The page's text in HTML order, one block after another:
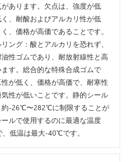
あります。欠点は、強度が低
、耐酸およびアルカリ性が低
、価格が高価であることです。
ング：酸とアルカリを恐れず、
性ゴムであり、耐放射線性と高
す。総合的な特殊合成ゴムで
が低く、価格が高価で、耐寒性
性が低いことです。静的シール
約-26℃〜282℃に制限することが
ルで使用するのに最適な温度
低温は最大-40℃です。